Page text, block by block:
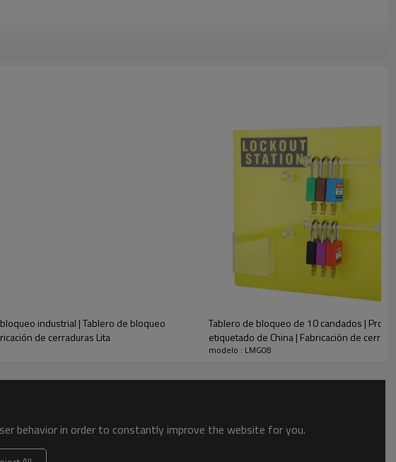
industrial | Tablero de bloqueo
de cerraduras Lita
Tablero de bloqueo de 10 candados |
etiquetado de China | Fabricación de
modelo : LMG08
behavior in order to constantly improve the website for you.